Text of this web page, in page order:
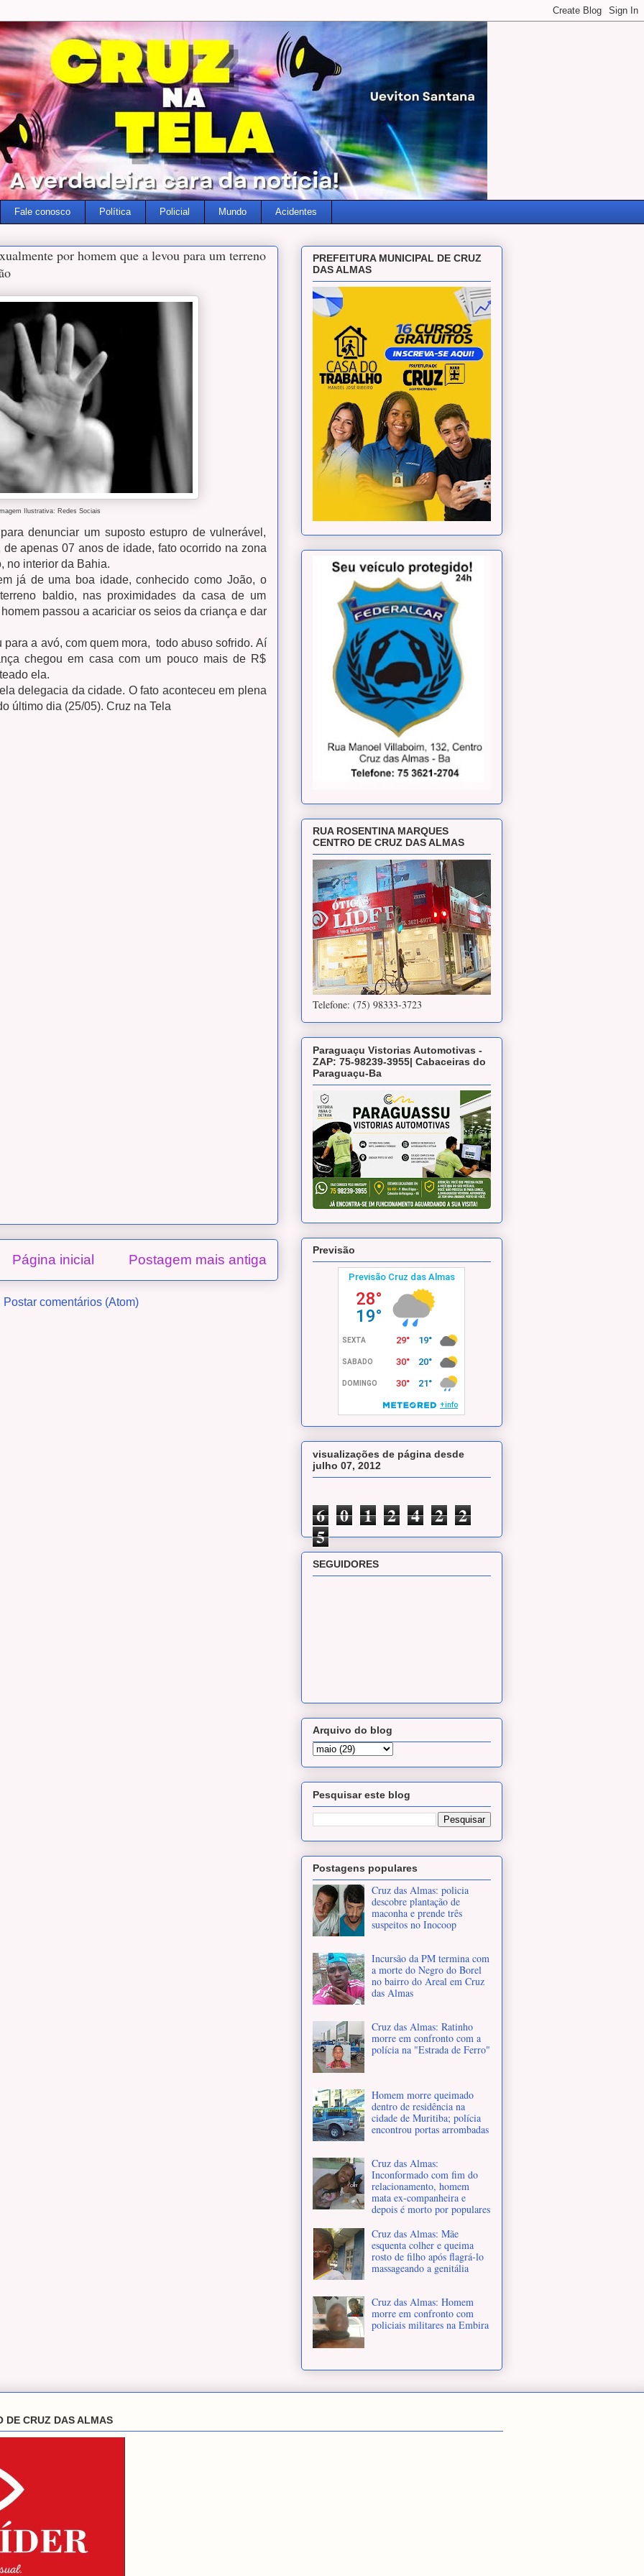
Fale conosco Política Policial Mundo Acidentes
por homem que a levou para um terreno
Imagem Ilustrativa: Redes Sociais
denunciar um suposto estupro de vulnerável,
apenas 07 anos de idade, fato ocorrido na zona
no interior da Bahia.
já de uma boa idade, conhecido como João, o
baldio, nas proximidades da casa de um
passou a acariciar os seios da criança e dar
a avó, com quem mora, todo abuso sofrido. Aí
chegou em casa com um pouco mais de R$
ela.
delegacia da cidade. O fato aconteceu em plena
último dia (25/05). Cruz na Tela
Postagem mais antiga
Página inicial
Postar comentários (Atom)
PREFEITURA MUNICIPAL DE CRUZ
DAS ALMAS
RUA ROSENTINA MARQUES
CENTRO DE CRUZ DAS ALMAS
Telefone: (75) 98333-3723
Paraguaçu Vistorias Automotivas -
ZAP: 75-98239-3955| Cabaceiras do
Paraguaçu-Ba
Previsão
visualizações de página desde
julho 07, 2012
6 0 1 2 4 2 2
5
SEGUIDORES
Arquivo do blog
Pesquisar este blog
Postagens populares
Cruz das Almas: policia
descobre plantação de
maconha e prende três
suspeitos no Inocoop
Incursão da PM termina com
a morte do Negro do Borel
no bairro do Areal em Cruz
das Almas
Cruz das Almas: Ratinho
morre em confronto com a
polícia na "Estrada de Ferro"
Homem morre queimado
dentro de residência na
cidade de Muritiba; polícia
encontrou portas arrombadas
Cruz das Almas:
Inconformado com fim do
relacionamento, homem
mata ex-companheira e
depois é morto por populares
Cruz das Almas: Mãe
esquenta colher e queima
rosto de filho após flagrá-lo
massageando a genitália
Cruz das Almas: Homem
morre em confronto com
policiais militares na Embira
DE CRUZ DAS ALMAS